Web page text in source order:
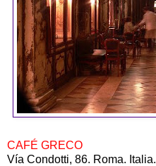
CAFÉ GRECO
Vía Condotti, 86. Roma. Italia.